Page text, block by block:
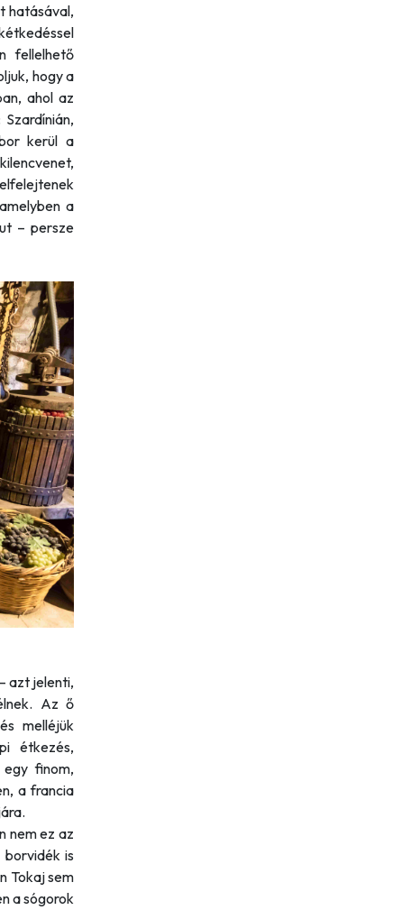
hatásával,
fellelhető
hogy a
ahol az
kerül a
a
– persze
azt jelenti,
Az ő
melléjük
étkezés,
finom,
a francia
nem ez az
is
Tokaj sem
a sógorok